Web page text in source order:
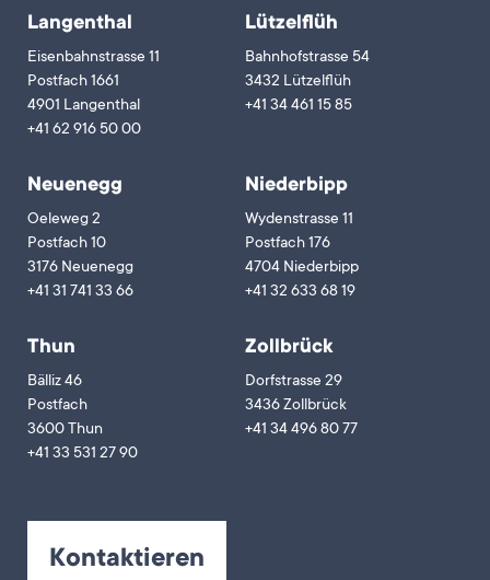
Langenthal
Eisenbahnstrasse 11
Postfach 1661
4901 Langenthal
+41 62 916 50 00
Lützelflüh
Bahnhofstrasse 54
3432 Lützelflüh
+41 34 461 15 85
Neuenegg
Oeleweg 2
Postfach 10
3176 Neuenegg
+41 31 741 33 66
Niederbipp
Wydenstrasse 11
Postfach 176
4704 Niederbipp
+41 32 633 68 19
Thun
Bälliz 46
Postfach
3600 Thun
+41 33 531 27 90
Zollbrück
Dorfstrasse 29
3436 Zollbrück
+41 34 496 80 77
Kontaktieren